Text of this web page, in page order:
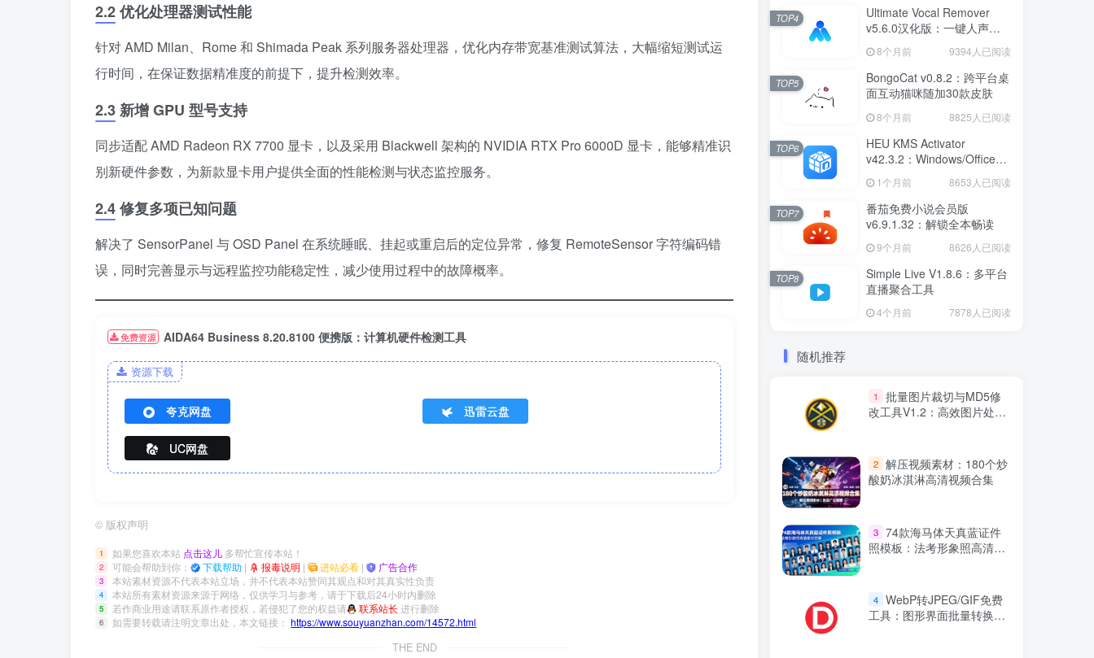
2.2 优化处理器测试性能
针对 AMD Milan、Rome 和 Shimada Peak 系列服务器处理器，优化内存带宽基准测试算法，大幅缩短测试运
行时间，在保证数据精准度的前提下，提升检测效率。
2.3 新增 GPU 型号支持
同步适配 AMD Radeon RX 7700 显卡，以及采用 Blackwell 架构的 NVIDIA RTX Pro 6000D 显卡，能够精准识
别新硬件参数，为新款显卡用户提供全面的性能检测与状态监控服务。
2.4 修复多项已知问题
解决了 SensorPanel 与 OSD Panel 在系统睡眠、挂起或重启后的定位异常，修复 RemoteSensor 字符编码错
误，同时完善显示与远程监控功能稳定性，减少使用过程中的故障概率。
免费资源 AIDA64 Business 8.20.8100 便携版：计算机硬件检测工具
资源下载
夸克网盘 迅雷云盘
UC网盘
© 版权声明
1 如果您喜欢本站 点击这儿 多帮忙宣传本站！
2 可能会帮助到你： 下载帮助 | 报毒说明 | 进站必看 | 广告合作
3 本站素材资源不代表本站立场，并不代表本站赞同其观点和对其真实性负责
4 本站所有素材资源来源于网络，仅供学习与参考，请于下载后24小时内删除
5 若作商业用途请联系原作者授权，若侵犯了您的权益请 联系站长 进行删除
6 如需要转载请注明文章出处，本文链接：https://www.souyuanzhan.com/14572.html
THE END
Ultimate Vocal Remover
v5.6.0汉化版：一键人声分
离工具
8个月前 9394人已阅读
TOP4
BongoCat v0.8.2：跨平台桌
面互动猫咪随加30款皮肤
8个月前 8825人已阅读
TOP5
HEU KMS Activator
v42.3.2：Windows/Office智
1个月前 8653人已阅读
TOP6
番茄免费小说会员版
v6.9.1.32：解锁全本畅读
9个月前 8626人已阅读
TOP7
Simple Live V1.8.6：多平台
直播聚合工具
4个月前 7878人已阅读
TOP8
随机推荐
1
批量图片裁切与MD5修
改工具V1.2：高效图片处理
2 解压视频素材：180个炒
酸奶冰淇淋高清视频合集
3 74款海马体天真蓝证件
照模板：法考形象照高清素
4 WebP转JPEG/GIF免费
工具：图形界面批量转换神